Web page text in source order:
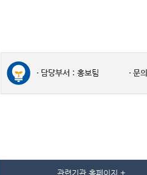
담당부서 : 홍보팀 문
관련기관 홈페이지 +